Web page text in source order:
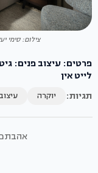
צילום: סימי
פרטים: עיצוב פנים:
לייט אין
תגיות:
יוקרה